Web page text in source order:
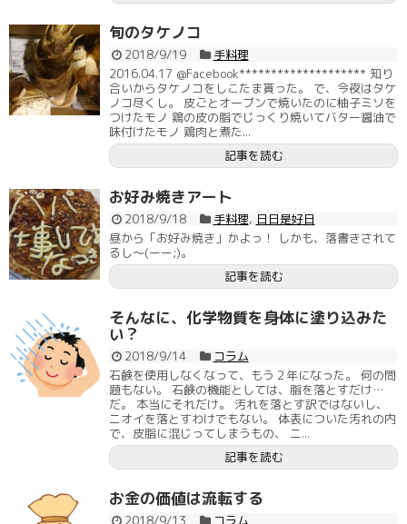
旬のタケノコ
2018/9/19
手料理
2016.04.17 @Facebook******************** 知り
合いからタケノコをしこたま貰った。 で、今夜はタケ
ノコ尽くし。 皮ごとオーブンで焼いたのに柚子ミソを
つけたモノ 鶏の皮の脂でじっくり焼いてバター醤油で
味付けたモノ 鶏肉と煮た...
記事を読む
お好み焼きアート
2018/9/18 手料理, 日日是好日
昼から「お好み焼き」かよっ！ しかも、落書きされて
るし～(ーー;)。
記事を読む
そんなに、化学物質を身体に塗り込みた
い？
2018/9/14
コラム
石鹸を使用しなくなって、もう２年になった。 何の問
題もない。 石鹸の機能としては、脂を落とすだけ…
だ。 本当にそれだけ。 汚れを落とす訳ではないし、
ニオイを落とすわけでもない。 体表についた汚れの内
で、皮脂に混じってしまうもの、 ニ...
記事を読む
お金の価値は流転する
2018/9/13
コラム